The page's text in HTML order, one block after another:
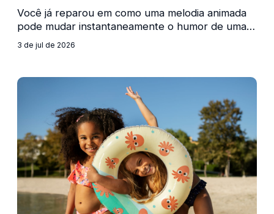
Você já reparou em como uma melodia animada
pode mudar instantaneamente o humor de uma
pessoa, ou como um som mais suave nos ajuda a
desacelerar após um dia exaustivo? Se isso
impacto é ainda maior. O cérebro infantil está em
pleno desenvolvimento e aprender a lidar com
sentimentos intensos — como a frustração, a
raiva, o medo ou a agitação — é um dos maiores
desafios dessa fase. É aí que a música entra em
cena, funcionando como uma ferramenta podero
3 de jul de 2026